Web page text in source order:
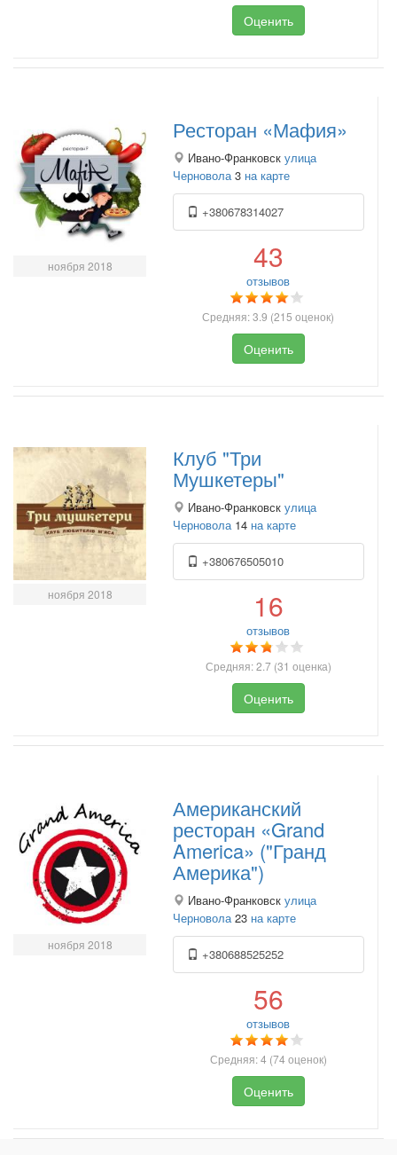
Оценить
ноября 2018
Ресторан «Мафия»
Ивано-Франковск улица
Черновола3 на карте
+380678314027
43
отзывов
Средняя:3.9 (215 оценок)
Оценить
ноября 2018
Клуб "Три
Мушкетеры"
Ивано-Франковск улица
Черновола14 на карте
+380676505010
16
отзывов
Средняя:2.7 (31 оценка)
Оценить
ноября 2018
Американский
ресторан «Grand
America» ("Гранд
Америка")
Ивано-Франковск улица
Черновола 23 на карте
+380688525252
56
отзывов
Средняя:4 (74 оценок)
Оценить